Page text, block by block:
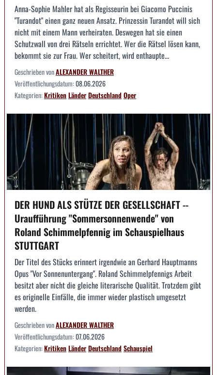
Anna-Sophie Mahler hat als Regisseurin bei Giacomo Puccinis
"Turandot" einen ganz neuen Ansatz. Prinzessin Turandot will sich
nicht mit einem Mann verheiraten. Deswegen hat sie einen
Schutzwall von drei Rätseln errichtet. Wer die Rätsel lösen kann,
bekommt sie zur Frau. Wer scheitert, wird enthaupte...
Geschrieben vonALEXANDER WALTHER
Veröffentlichungsdatum:08.06.2026
Kategorien:KritikenLänderDeutschlandOper
DER HUND ALS STÜTZE DER GESELLSCHAFT --
Uraufführung "Sommersonnenwende" von
Roland Schimmelpfennig im Schauspielhaus
STUTTGART
Der Titel des Stücks erinnert irgendwie an Gerhard Hauptmanns
Opus "Vor Sonnenuntergang". Roland Schimmelpfennigs Arbeit
besitzt aber nicht die gleiche literarische Qualität. Trotzdem gibt
es originelle Einfälle, die immer wieder plastisch umgesetzt
werden.
Geschrieben vonALEXANDER WALTHER
Veröffentlichungsdatum:07.06.2026
Kategorien:KritikenLänderDeutschlandSchauspiel